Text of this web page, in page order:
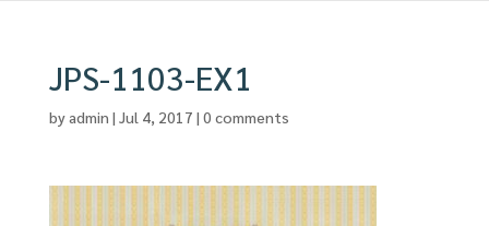
JPS-1103-EX1
byadmin | Jul 4, 2017 | 0 comments